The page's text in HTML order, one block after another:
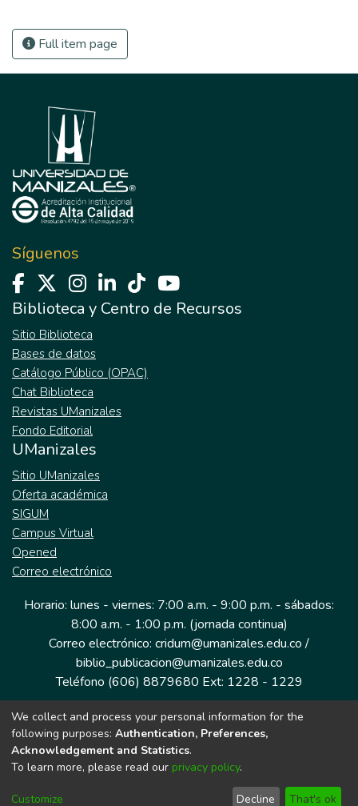
Full item page
Síguenos
Biblioteca y Centro de Recursos
Sitio Biblioteca
Bases de datos
Catálogo Público (OPAC)
Chat Biblioteca
Revistas UManizales
Fondo Editorial
UManizales
Sitio UManizales
Oferta académica
SIGUM
Campus Virtual
Opened
Correo electrónico
Horario: lunes - viernes: 7:00 a.m. - 9:00 p.m. - sábados:
8:00 a.m. - 1:00 p.m. (jornada continua)
Correo electrónico: cridum@umanizales.edu.co /
biblio_publicacion@umanizales.edu.co
Teléfono (606) 8879680 Ext: 1228 - 1229
Dirección: Cra 9 a # 19-03 Edificio histórico, piso 1
Manizales, Caldas
Colombia.
We collect and process your personal information for the
following purposes: Authentication, Preferences,
Acknowledgement and Statistics.
To learn more, please read our privacy policy.
Customize Decline That's ok